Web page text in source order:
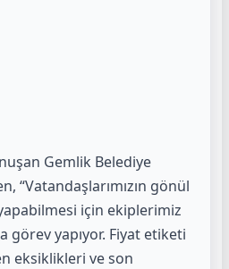
Gemlik Belediye
“Vatandaşlarımızın gönül
için ekiplerimiz
görev yapıyor. Fiyat etiketi
eksiklikleri ve son